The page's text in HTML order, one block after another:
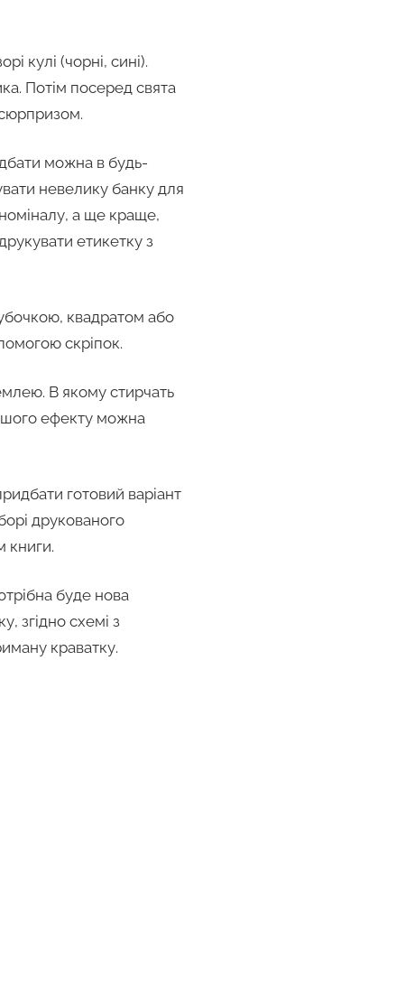
кулі (чорні, сині).
Потім посеред свята
можна в будь-
невелику банку для
а ще краще,
етикетку з
квадратом або
скріпок.
В якому стирчать
ефекту можна
готовий варіант
друкованого
книги.
буде нова
згідно схемі з
краватку.